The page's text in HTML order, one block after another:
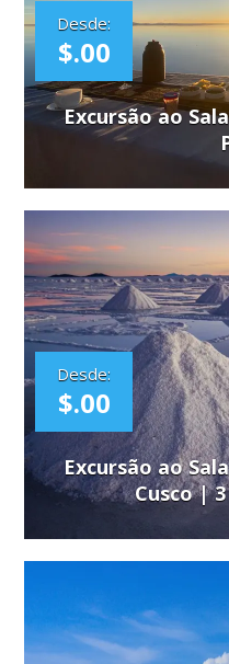
Desde:
$.00
Excursão ao
Desde:
$.00
Excursão ao
Cusco |